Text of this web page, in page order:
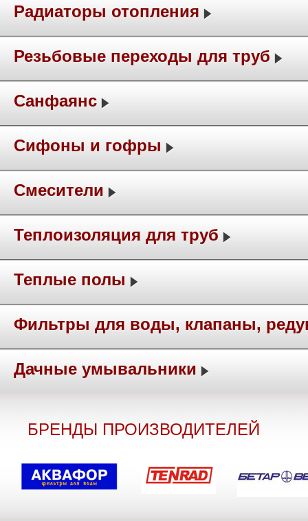
Радиаторы отопления
Резьбовые переходы для труб
Санфаянс
Сифоны и гофры
Смесители
Теплоизоляция для труб
Теплые полы
Фильтры для воды, клапаны,
Дачные умывальники
БРЕНДЫ ПРОИЗВОДИТЕЛЕЙ